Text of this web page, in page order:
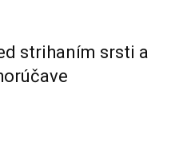
strihaním srsti a